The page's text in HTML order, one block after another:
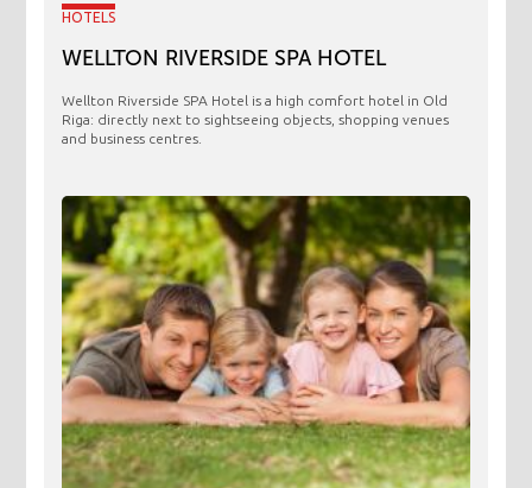
HOTELS
WELLTON RIVERSIDE SPA HOTEL
Wellton Riverside SPA Hotel is a high comfort hotel in Old
Riga: directly next to sightseeing objects, shopping venues
and business centres.